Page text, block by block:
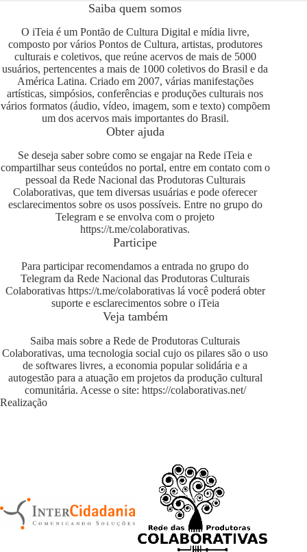
Saiba quem somos
O iTeia é um Pontão de Cultura Digital e mídia livre,
composto por vários Pontos de Cultura, artistas, produtores
culturais e coletivos, que reúne acervos de mais de 5000
usuários, pertencentes a mais de 1000 coletivos do Brasil e da
América Latina. Criado em 2007, várias manifestações
artísticas, simpósios, conferências e produções culturais nos
vários formatos (áudio, vídeo, imagem, som e texto) compõem
um dos acervos mais importantes do Brasil.
Obter ajuda
Se deseja saber sobre como se engajar na Rede iTeia e
compartilhar seus conteúdos no portal, entre em contato com o
pessoal da Rede Nacional das Produtoras Culturais
Colaborativas, que tem diversas usuárias e pode oferecer
esclarecimentos sobre os usos possíveis. Entre no grupo do
Telegram e se envolva com o projeto
https://t.me/colaborativas.
Participe
Para participar recomendamos a entrada no grupo do
Telegram da Rede Nacional das Produtoras Culturais
Colaborativas https://t.me/colaborativaslá você poderá obter
suporte e esclarecimentos sobre o iTeia
Veja também
Saiba mais sobre a Rede de Produtoras Culturais
Colaborativas, uma tecnologia social cujo os pilares são o uso
de softwares livres, a economia popular solidária e a
autogestão para a atuação em projetos da produção cultural
comunitária. Acesse o site: https://colaborativas.net/
Realização